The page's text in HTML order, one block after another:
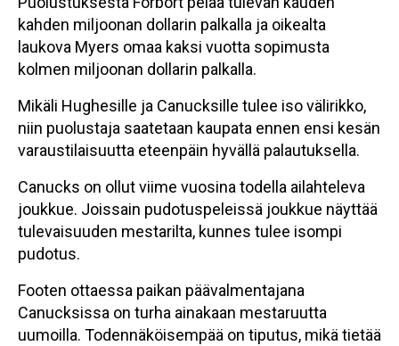
kahden miljoonan dollarin palkalla ja oikealta
laukova Myers omaa kaksi vuotta sopimusta
kolmen miljoonan dollarin palkalla.
Mikäli Hughesille ja Canucksille tulee iso välirikko,
niin puolustaja saatetaan kaupata ennen ensi kesän
varaustilaisuutta eteenpäin hyvällä palautuksella.
Canucks on ollut viime vuosina todella ailahteleva
joukkue. Joissain pudotuspeleissä joukkue näyttää
tulevaisuuden mestarilta, kunnes tulee isompi
pudotus.
Footen ottaessa paikan päävalmentajana
Canucksissa on turha ainakaan mestaruutta
uumoilla. Todennäköisempää on tiputus, mikä tietää